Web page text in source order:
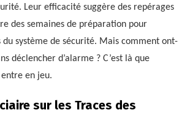
Leur efficacité suggère des repérages
des semaines de préparation pour
système de sécurité. Mais comment ont-
déclencher d’alarme ? C’est là que
entre en jeu.
sur les Traces des